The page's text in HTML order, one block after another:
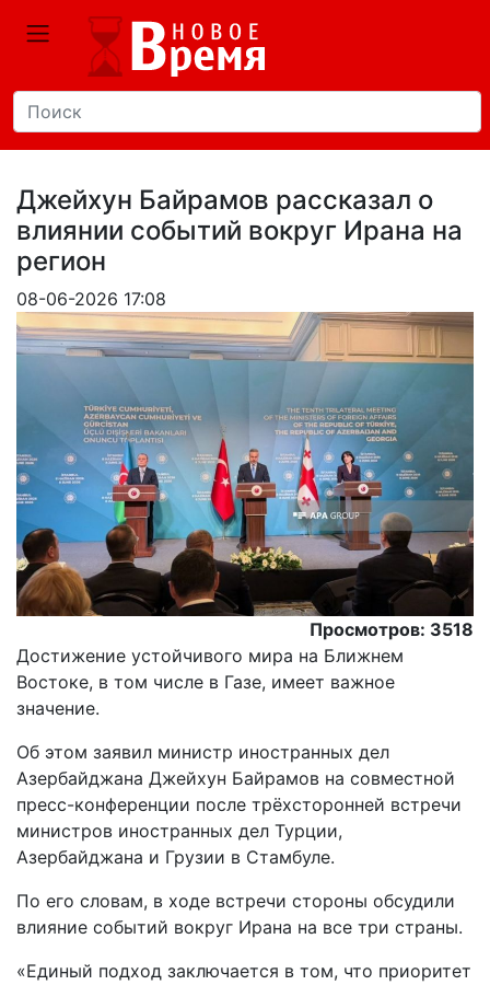
Джейхун Байрамов рассказал о
влиянии событий вокруг Ирана на
регион
08-06-2026 17:08
Просмотров: 3518
Достижение устойчивого мира на Ближнем
Востоке, в том числе в Газе, имеет важное
значение.
Oб этом заявил министр иностранных дел
Азербайджана Джейхун Байрамов на совместной
пресс-конференции после трёхсторонней встречи
министров иностранных дел Турции,
Азербайджана и Грузии в Стамбуле.
По его словам, в ходе встречи стороны обсудили
влияние событий вокруг Ирана на все три страны.
«Единый подход заключается в том, что приоритет